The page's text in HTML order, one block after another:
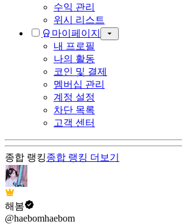
수익 관리
위시 리스트
마이페이지
내 프로필
나의 활동
코인 및 결제
멤버십 관리
계정 설정
차단 목록
고객 센터
종합 랭킹종합 랭킹 더보기
해봄
@haebomhaebom